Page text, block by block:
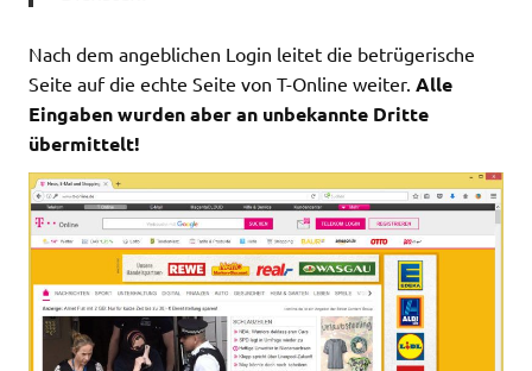
Nach dem angeblichen Login leitet die betrügerische
Seite auf die echte Seite von T-Online weiter. Alle
Eingaben wurden aber an unbekannte Dritte
übermittelt!